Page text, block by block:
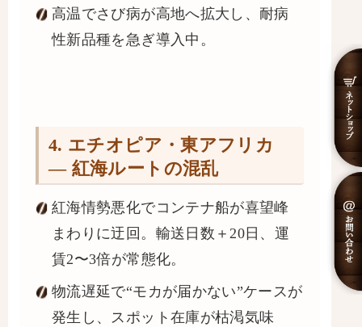
高温でさび病が高地へ拡大し、耐病
性新品種を急ぎ導入中。
4. エチオピア・東アフリカ
― 紅海ルートの混乱
紅海情勢悪化でコンテナ船が喜望峰
まわりに迂回。輸送日数＋20日、運
賃2〜3倍が常態化。
物流遅延で“モカが届かない”ケースが
発生し、スポット在庫が枯渇気味